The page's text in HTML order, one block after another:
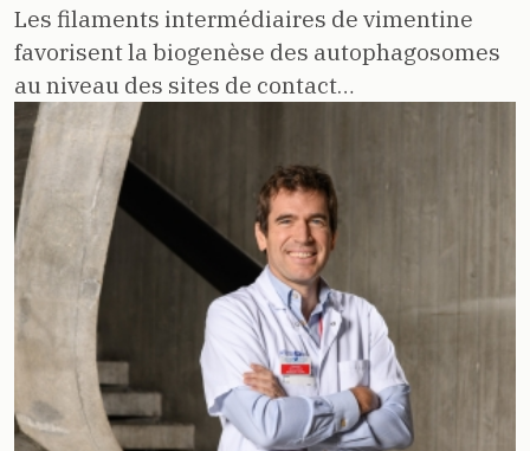
Les filaments intermédiaires de vimentine
favorisent la biogenèse des autophagosomes
au niveau des sites de contact…